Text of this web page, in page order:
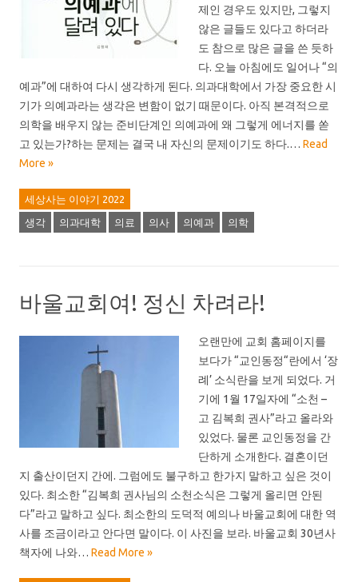
제인 경우도 있지만, 그렇지
않은 글들도 있다고 하더라
도 참으로 많은 글을 쓴 듯하
다. 오늘 아침에도 일어나 “의
예과”에 대하여 다시 생각하게 된다. 의과대학에서 가장 중요한 시
기가 의예과라는 생각은 변함이 없기 때문이다. 아직 본격적으로
의학을 배우지 않는 준비단계인 의예과에 왜 그렇게 에너지를 쏟
고 있는가?하는 문제는 결국 내 자신의 문제이기도 하다.… Read
More »
세상사는 이야기 2022
생각 의과대학 의료 의사 의예과 의학
바울교회여! 정신 차려라!
오랜만에 교회 홈페이지를
보다가 “교인동정“란에서 ‘장
례’ 소식란을 보게 되었다. 거
기에 1월 17일자에 “소천 –
고 김복희 권사”라고 올라와
있었다. 물론 교인동정을 간
단하게 소개한다. 결혼이던
지 출산이던지 간에. 그럼에도 불구하고 한가지 말하고 싶은 것이
있다. 최소한 “김복희 권사님의 소천소식은 그렇게 올리면 안된
다”라고 말하고 싶다. 최소한의 도덕적 예의나 바울교회에 대한 역
사를 조금이라고 안다면 말이다. 이 사진을 보라. 바울교회 30년사
책자에 나와… Read More »